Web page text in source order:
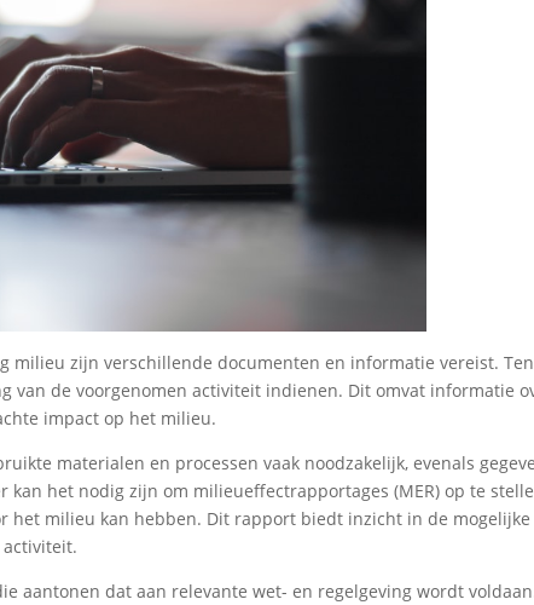
milieu zijn verschillende documenten en informatie vereist. Ten
van de voorgenomen activiteit indienen. Dit omvat informatie
impact op het milieu.
materialen en processen vaak noodzakelijk, evenals
kan het nodig zijn om milieueffectrapportages (MER) op te
het milieu kan hebben. Dit rapport biedt inzicht in de mogelijke
aantonen dat aan relevante wet- en regelgeving wordt